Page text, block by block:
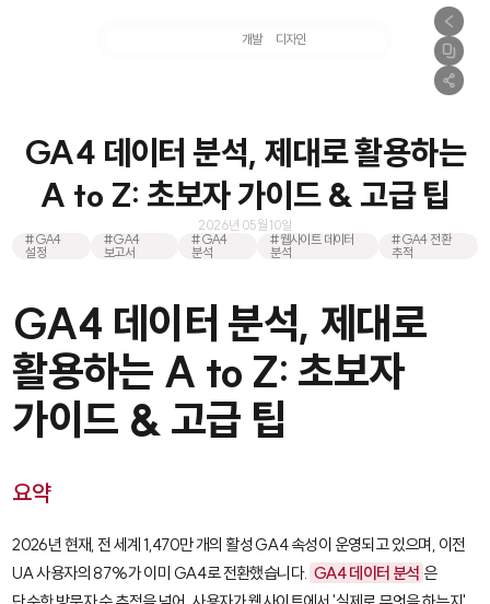
개발 디자인
GA4 데이터 분석, 제대로 활용하는
A to Z: 초보자 가이드 & 고급 팁
2026년 05월 10일
#GA4
설정
#GA4
보고서
#GA4
분석
#웹사이트 데이터
분석
#GA4 전환
추적
GA4 데이터 분석, 제대로
활용하는 A to Z: 초보자
가이드 & 고급 팁
요약
2026년 현재, 전 세계 1,470만 개의 활성 GA4 속성이 운영되고 있으며, 이전
UA 사용자의 87%가 이미 GA4로 전환했습니다. GA4 데이터 분석 은